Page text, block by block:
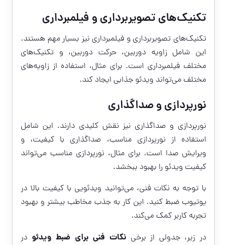
تکنیک‌های تصویربرداری و فیلمبرداری
تکنیک‌های تصویربرداری و فیلمبرداری نیز بسیار مهم هستند.
این شامل زاویه دوربین، حرکت دوربین، و تکنیک‌های
مختلف فیلمبرداری است. برای مثال، استفاده از زاویه‌های
مختلف می‌تواند ویدئو جذابی ایجاد کند.
نورپردازی و صداگذاری
نورپردازی و صداگذاری نیز نقش کلیدی دارند. این شامل
استفاده از نورپردازی مناسب، صداگذاری با کیفیت، و
ویرایش صدا است. برای مثال، نورپردازی مناسب می‌تواند
کیفیت ویدئو را بهبود ببخشد.
با توجه به نکات فنی، می‌توانید ویدئویی با کیفیت بالا در
یوتیوب ضبط کنید. این کار به جذب مخاطب بیشتر و بهبود
تجربه کاربر کمک می‌کند.
در زیر، جدولی از برخی نکات فنی برای ضبط ویدئو در